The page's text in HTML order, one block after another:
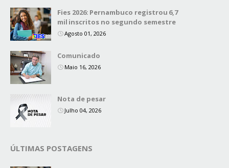
Fies 2026: Pernambuco registrou 6,7
mil inscritos no segundo semestre
Agosto 01, 2026
Comunicado
Maio 16, 2026
Nota de pesar
Julho 04, 2026
ÚLTIMAS POSTAGENS